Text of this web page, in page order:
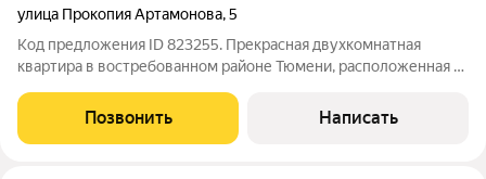
улица Прокопия Артамонова,5
Код предложения ID 823255. Прекрасная двухкомнатная
квартира в востребованном районе Тюмени, расположенная в
функциональная планировка подойдет для всех категорий
семей. Транспортная развязка
Позвонить Написать